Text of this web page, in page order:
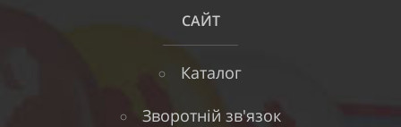
САЙТ
Каталог
Зворотній зв'язок